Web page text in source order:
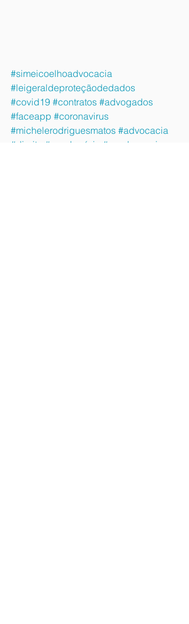
#simeicoelhoadvocacia
#leigeraldeproteçãodedados
#covid19 #contratos #advogados
#faceapp #coronavirus
#michelerodriguesmatos #advocacia
#direito
#condomínio
#scadvocacia